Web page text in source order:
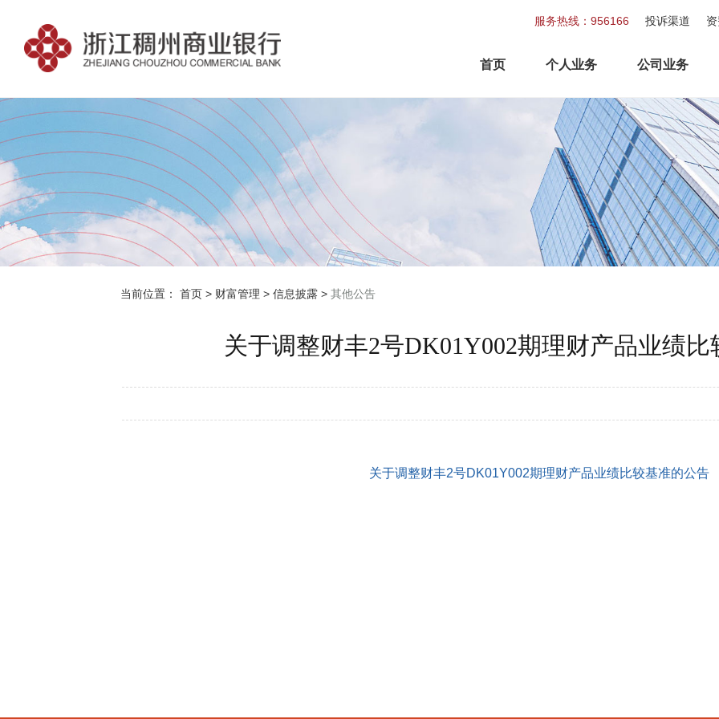
服务热线：956166 投诉渠道
首页 个人业务 公司业务
当前位置： 首页 > 财富管理 > 信息披露 > 其他公告
关于调整财丰2号DK01Y002期理财产品业绩
关于调整财丰2号DK01Y002期理财产品业绩比较基准的公告